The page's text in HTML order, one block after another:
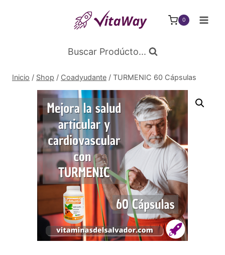
0
Buscar Prodúcto...
Inicio / Shop / Coadyudante / TURMENIC 60 Cápsulas